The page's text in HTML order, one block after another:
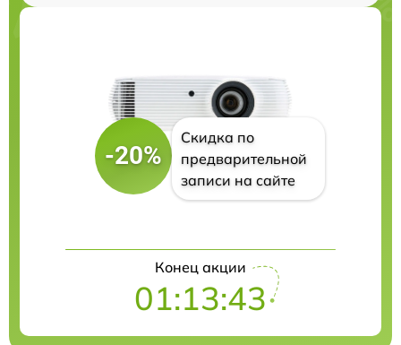
-20%
Скидка по
предварительной
записи на сайте
Конец акции
01:13:41